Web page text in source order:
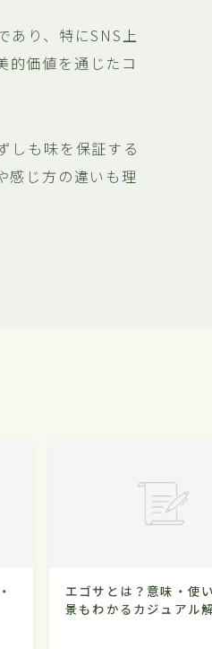
あり、特にSNS上
価値を通じたコ
しも味を保証する
感じ方の違いも理
エゴサとは？意味・使
景もわかるカジュアル